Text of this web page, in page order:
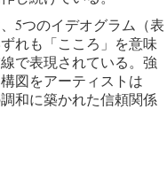
5つのイデオグラム（表
れも「こころ」を意味
で表現されている。強
図をアーティストは
和に築かれた信頼関係